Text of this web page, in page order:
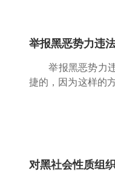
举报黑恶势力违
举报黑恶势力违
捷的，因为这样的
对黑社会性质组